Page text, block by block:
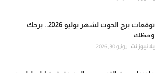
توقعات برج الحوت لشهر يوليو 2026.. برجك
وحظك
يلا نيوز نت يونيو 30, 2026